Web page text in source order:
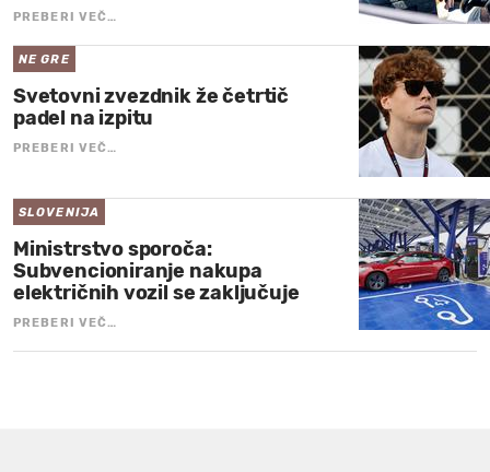
PREBERI VEČ…
NE GRE
Svetovni zvezdnik že četrtič
padel na izpitu
PREBERI VEČ…
SLOVENIJA
Ministrstvo sporoča:
Subvencioniranje nakupa
električnih vozil se zaključuje
PREBERI VEČ…